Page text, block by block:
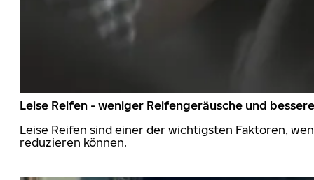
Leise Reifen - weniger Reifengeräusche und
Leise Reifen sind einer der wichtigsten Faktoren,
reduzieren können.